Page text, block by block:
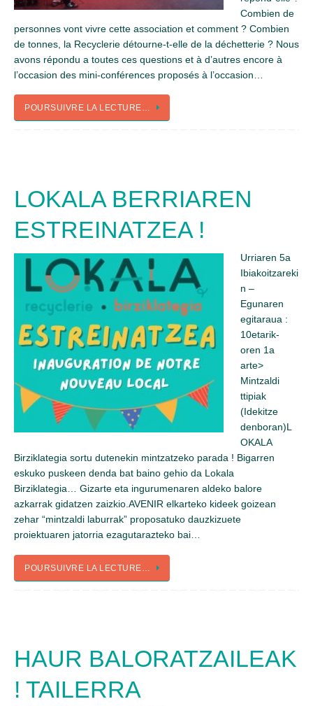
Combien de
personnes vont vivre cette association et comment ? Combien
de tonnes, la Recyclerie détourne-t-elle de la déchetterie ? Nous
avons répondu a toutes ces questions et à d’autres encore à
l’occasion des mini-conférences proposés à l’occasion…
POURSUIVRE LA LECTURE…
LOKALA BERRIAREN
ESTREINATZEA !
Urriaren 5a
Ibiakoitzareki
n –
Egunaren
egitaraua :
10etarik-
oren 1a
arte>
Mintzaldi
ttipiak
(Idekitze
denboran)L
OKALA
Birziklategia sortu dutenekin mintzatzeko parada ! Bigarren
eskuko puskeen denda bat baino gehio da Lokala
Birziklategia… Gizarte eta ingurumenaren aldeko balore
azkarrak gidatzen zaizkio.AVENIR elkarteko kideek goizean
zehar “mintzaldi laburrak” proposatuko dauzkizuete
proiektuaren jatorria ezagutarazteko bai…
POURSUIVRE LA LECTURE…
HAUR BALORATZAILEAK
! TAILERRA